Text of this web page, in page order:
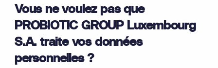
Vous ne voulez pas que
PROBIOTIC GROUP Luxembourg
S.A. traite vos données
personnelles ?